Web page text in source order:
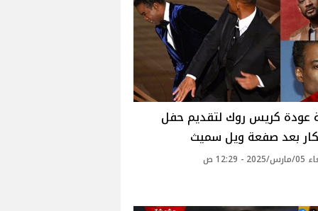
عودة كريس روك لتقديم حفل
بعد صفعة ويل سميث
12:29 ص